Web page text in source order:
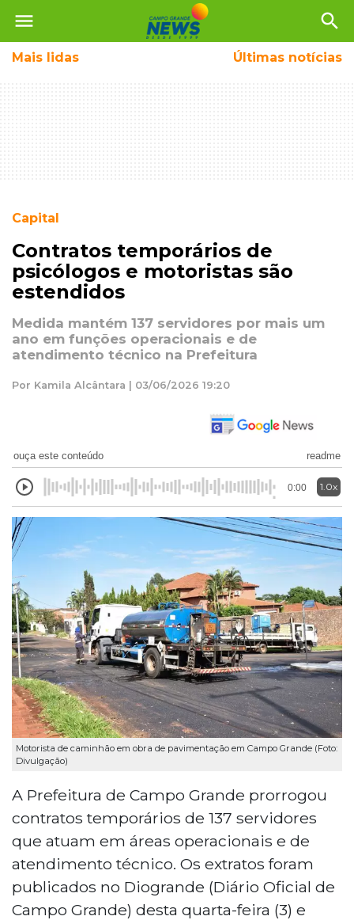
menu search
Mais lidas Últimas notícias
Capital
Contratos temporários de
psicólogos e motoristas são
estendidos
Medida mantém 137 servidores por mais um
ano em funções operacionais e de
atendimento técnico na Prefeitura
Por Kamila Alcântara | 03/06/2026 19:20
ouça este conteúdo readme
0:00 1.0x
Motorista de caminhão em obra de pavimentação em Campo Grande (Foto:
Divulgação)
A Prefeitura de Campo Grande prorrogou
contratos temporários de 137 servidores
que atuam em áreas operacionais e de
atendimento técnico. Os extratos foram
publicados no Diogrande (Diário Oficial de
Campo Grande) desta quarta-feira (3) e